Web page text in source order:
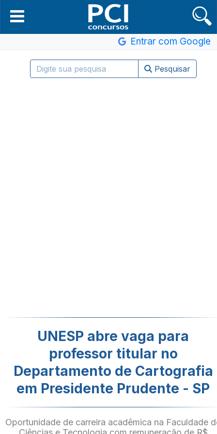
Entrar com Google
Pesquisar
UNESP abre vaga para
professor titular no
Departamento de Cartografia
em Presidente Prudente - SP
Oportunidade de carreira acadêmica na Faculdade